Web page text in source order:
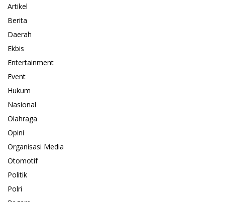
Artikel
Berita
Daerah
Ekbis
Entertainment
Event
Hukum
Nasional
Olahraga
Opini
Organisasi Media
Otomotif
Politik
Polri